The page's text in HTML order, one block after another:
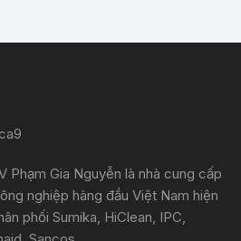
Phạm Gia Nguyễn là nhà cung cấp
nghiệp hàng đầu Việt Nam hiện
phối Sumika, HiClean, IPC,